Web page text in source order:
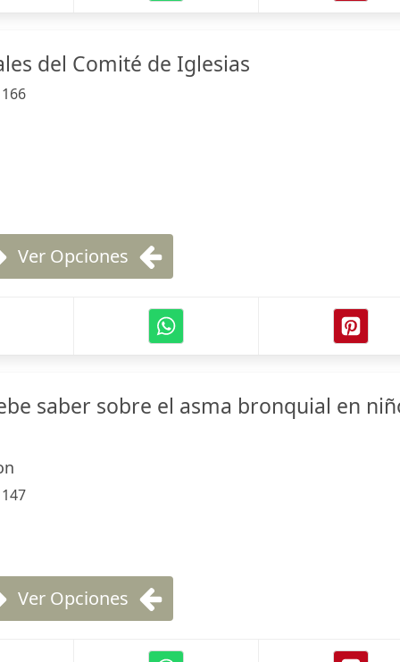
del Comité de Iglesias
166
Ver Opciones
saber sobre el asma bronquial en
147
Ver Opciones